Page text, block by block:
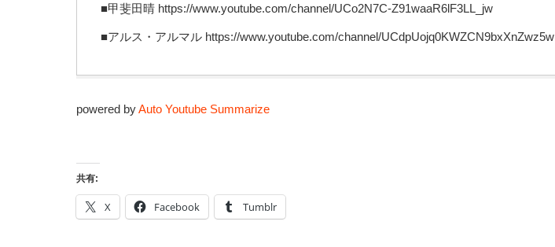
■甲斐田晴 https://www.youtube.com/channel/UCo2N7C-Z91waaR6lF3LL_jw
■アルス・アルマル https://www.youtube.com/channel/UCdpUojq0KWZCN9bxXnZwz5w
powered byAuto Youtube Summarize
共有:
X Facebook Tumblr